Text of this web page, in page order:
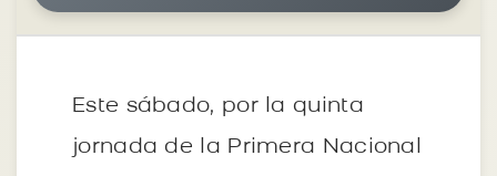
Este sábado, por la quinta
jornada de la Primera Nacional